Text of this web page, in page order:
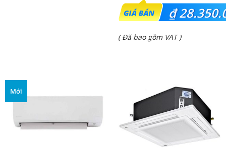
Giá
gốc
là:
₫
Giá
₫ 28.350.000.
( Đã bao gồm VAT )
Mới